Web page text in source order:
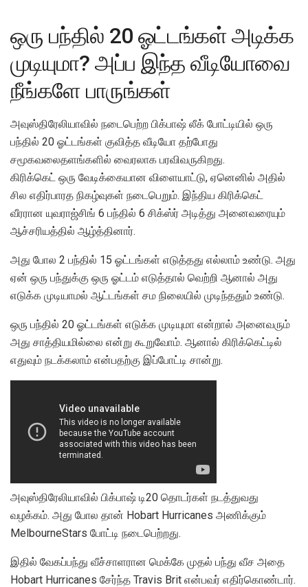
ஒரு பந்தில் 20 ஓட்டங்கள் அடிக்க
முடியுமா? அப்ப இந்த வீடியோவை
நீங்களே பாருங்கள்
அவுஸ்திரேலியாவில் நடைபெற்ற பிக்பாஷ் லீக் போட்டியில் ஒரு
பந்தில் 20 ஓட்டங்கள் குவித்த வீடியோ தற்போது
சமூகவலைதளங்களில் வைரலாக பரவிவருகிறது.
கிரிக்கெட் ஒரு வேடிக்கையான விளையாட்டு, ஏனெனில் அதில்
சில எதிர்பாரத நிகழ்வுகள் நடைபெறும். இந்திய கிரிக்கெட்
வீரரான யுவராஜ்சிங் 6 பந்தில் 6 சிக்ஸ்ர் அடித்து அனைவரையும்
ஆச்சரியத்தில் ஆழ்த்தினார்.
அது போல 2 பந்தில் 15 ஓட்டங்கள் எடுத்தது எல்லாம் உண்டு. அது
ஏன் ஒரு பந்துக்கு ஒரு ஓட்டம் எடுத்தால் வெற்றி ஆனால் அது
எடுக்க முடியாமல் ஆட்டங்கள் சம நிலையில் முடிந்ததும் உண்டு.
ஒரு பந்தில் 20 ஓட்டங்கள் எடுக்க முடியுமா என்றால் அனைவரும்
அது சாத்தியமில்லை என்று கூறுவோம். ஆனால் கிரிக்கெட்டில்
எதுவும் நடக்கலாம் என்பதற்கு இப்போட்டி சான்று.
அவுஸ்திரேலியாவில் பிக்பாஷ் டி20 தொடர்கள் நடத்துவது
வழக்கம். அது போல தான் Hobart Hurricanes அணிக்கும்
MelbourneStars போட்டி நடைபெற்றது.
இதில் வேகப்பந்து வீச்சாளரான மெக்கே முதல் பந்து வீச அதை
Hobart Hurricanes சேர்ந்த Travis Brit என்பவர் எதிர்கொண்டார்.